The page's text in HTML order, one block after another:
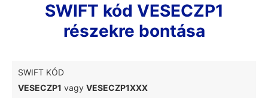
SWIFT kód VESECZP1
részekre bontása
SWIFT KÓD
VESECZP1 vagy VESECZP1XXX